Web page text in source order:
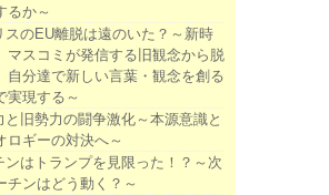
るか～
スのEU離脱は遠のいた？～新時
マスコミが発信する旧観念から脱
自分達で新しい言葉・観念を創る
実現する～
と旧勢力の闘争激化～本源意識と
ロギーの対決へ～
ンはトランプを見限った！？～次
チンはどう動く？～